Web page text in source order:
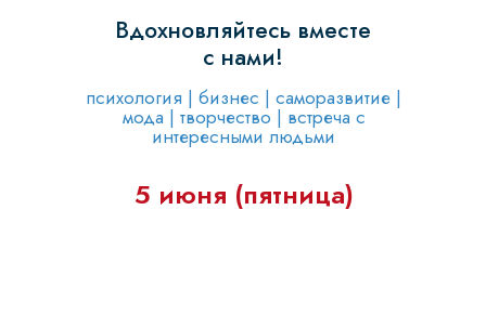
психология | бизнес | саморазвитие |
мода | творчество | встреча с
интересными людьми
Вдохновляйтесь вместе
с нами!
5 июня (пятница)